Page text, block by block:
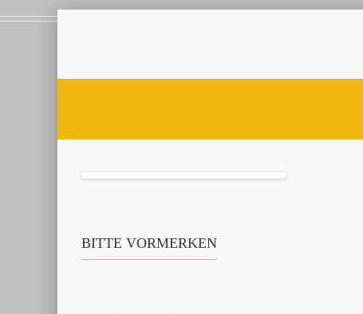
BITTE VORMERKEN